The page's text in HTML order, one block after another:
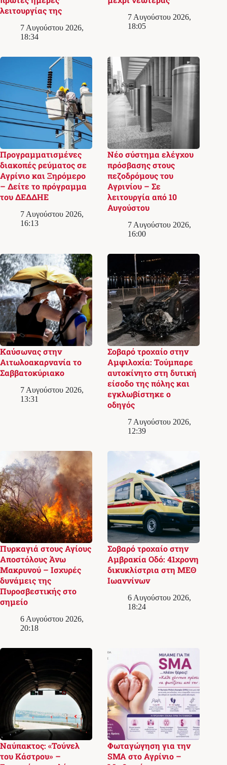
λειτουργίας της
7 Αυγούστου 2026,
18:34
7 Αυγούστου 2026,
18:05
Προγραμματισμένες
διακοπές ρεύματος σε
Αγρίνιο και Ξηρόμερο
– Δείτε το πρόγραμμα
του ΔΕΔΔΗΕ
7 Αυγούστου 2026,
16:13
Νέο σύστημα ελέγχου
πρόσβασης στους
πεζοδρόμους του
Αγρινίου – Σε
λειτουργία από 10
Αυγούστου
7 Αυγούστου 2026,
16:00
Καύσωνας στην
Αιτωλοακαρνανία το
Σαββατοκύριακο
7 Αυγούστου 2026,
13:31
Σοβαρό τροχαίο στην
Αμφιλοχία: Τούμπαρε
αυτοκίνητο στη δυτική
είσοδο της πόλης και
εγκλωβίστηκε ο
οδηγός
7 Αυγούστου 2026,
12:39
Πυρκαγιά στους Αγίους
Αποστόλους Άνω
Μακρυνού – Ισχυρές
δυνάμεις της
Πυροσβεστικής στο
σημείο
6 Αυγούστου 2026,
20:18
Σοβαρό τροχαίο στην
Αμβρακία Οδό: 41χρονη
δικυκλίστρια στη ΜΕΘ
Ιωαννίνων
6 Αυγούστου 2026,
18:24
Ναύπακτος: «Τούνελ
του Κάστρου» –
Φωταγώγηση για την
SMA στο Αγρίνιο –